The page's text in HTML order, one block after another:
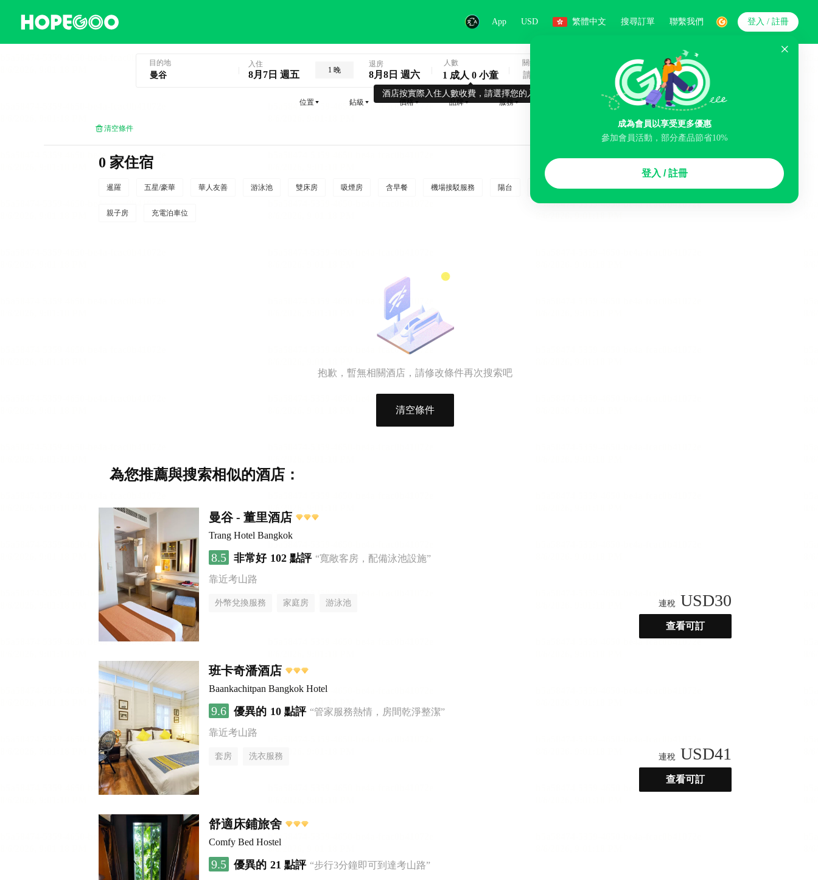
App USD 繁體中文 搜尋訂單 聯繫我們
成為會員以享受更多優惠
參加會員活動，部分產品節省10%
登入 / 註冊
登入 / 註冊
目的地 入住
8月7日 週五 1 晚
退房
8月8日 週六
酒店按實際入住人數收費，請選擇您的入住人數
人數
1 成人 0 小童
關鍵字
搜索
位置 鉆級 價格 品牌 服務
清空條件
0 家住宿
暹羅 五星/豪華 華人友善 游泳池 雙床房 吸煙房 含早餐 機場接駁服務 陽台 行李寄存服務 免費取消 民宿 泊車場
親子房 充電泊車位
抱歉，暫無相關酒店，請修改條件再次搜索吧
清空條件
為您推薦與搜索相似的酒店：
曼谷 - 董里酒店
Trang Hotel Bangkok
8.5 非常好 102 點評 “寬敞客房，配備泳池設施”
靠近考山路
外幣兌換服務 家庭房 游泳池 連稅 USD30
查看可訂
班卡奇潘酒店
Baankachitpan Bangkok Hotel
9.6 優異的 10 點評 “管家服務熱情，房間乾淨整潔”
靠近考山路
套房 洗衣服務 連稅 USD41
查看可訂
舒適床鋪旅舍
Comfy Bed Hostel
9.5 優異的 21 點評 “步行3分鐘即可到達考山路”